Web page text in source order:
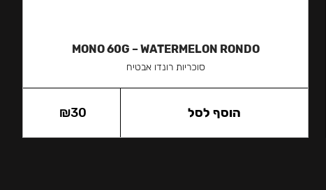
MONO 60G – WATERMELON RONDO
סוכריות רונדו אבטיח
₪30 הוסף לסל